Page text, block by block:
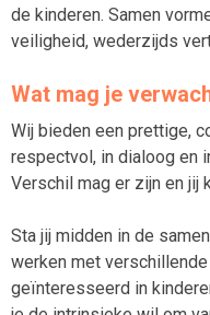
de kinderen. Samen
veiligheid, wederzijds
Wat mag je
Wij bieden een prettige,
respectvol, in dialoog en
Verschil mag er zijn en jij
Sta jij midden in de
werken met
geïnteresseerd in